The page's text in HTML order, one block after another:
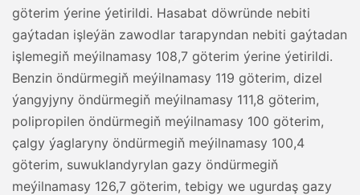
göterim ýerine ýetirildi. Hasabat döwründe nebiti
gaýtadan işleýän zawodlar tarapyndan nebiti gaýtadan
işlemegiň meýilnamasy 108,7 göterim ýerine ýetirildi.
Benzin öndürmegiň meýilnamasy 119 göterim, dizel
ýangyjyny öndürmegiň meýilnamasy 111,8 göterim,
polipropilen öndürmegiň meýilnamasy 100 göterim,
çalgy ýaglaryny öndürmegiň meýilnamasy 100,4
göterim, suwuklandyrylan gazy öndürmegiň
meýilnamasy 126,7 göterim, tebigy we ugurdaş gazy